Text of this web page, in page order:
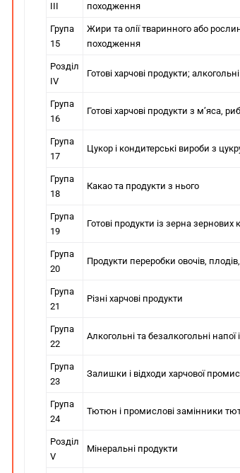
III
походження
Група
15
Жири та олії тваринного або
походження
Розділ
IV
Готові харчові продукти;
Група
16
Готові харчові продукти з м’яса,
Група
17
Цукор і кондитерські вироби з
Група
18
Какао та продукти з нього
Група
19
Готові продукти із зерна
Група
20
Продукти переробки овочів,
Група
21
Різні харчові продукти
Група
22
Алкогольні та безалкогольні напої
Група
23
Залишки і відходи харчової
Група
24
Тютюн і промислові замінники
Розділ
V
Мінеральні продукти